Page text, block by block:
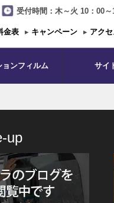
受付時間：木～火 10：00～
金表 ▸ キャンペーン ▸ アクセ
ョンフィルム サイ
up